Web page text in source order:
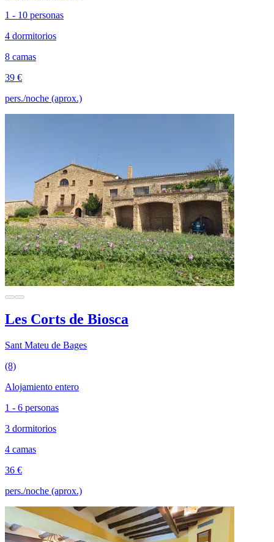
1 - 10 personas
4 dormitorios
8 camas
39 €
pers./noche (aprox.)
Les Corts de Biosca
Sant Mateu de Bages
(8)
Alojamiento entero
1 - 6 personas
3 dormitorios
4 camas
36 €
pers./noche (aprox.)